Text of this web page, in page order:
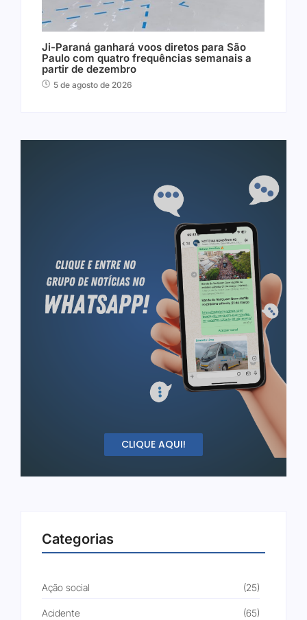
Ji-Paraná ganhará voos diretos para São
Paulo com quatro frequências semanais a
partir de dezembro
5 de agosto de 2026
CLIQUE AQUI!
Categorias
Ação social (25)
Acidente (65)